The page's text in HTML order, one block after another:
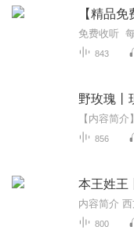
【精品
843
野玫瑰丨
856
800